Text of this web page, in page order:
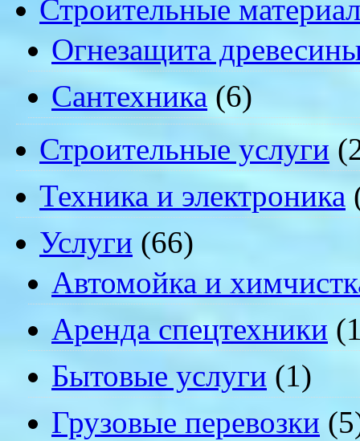
Строительные
Огнезащита
Сантехника(6)
Строительные услуги
Техника и электроника
Услуги (66)
Автомойка и
Аренда спецтехники
Бытовые услуги (1)
Грузовые перевозки